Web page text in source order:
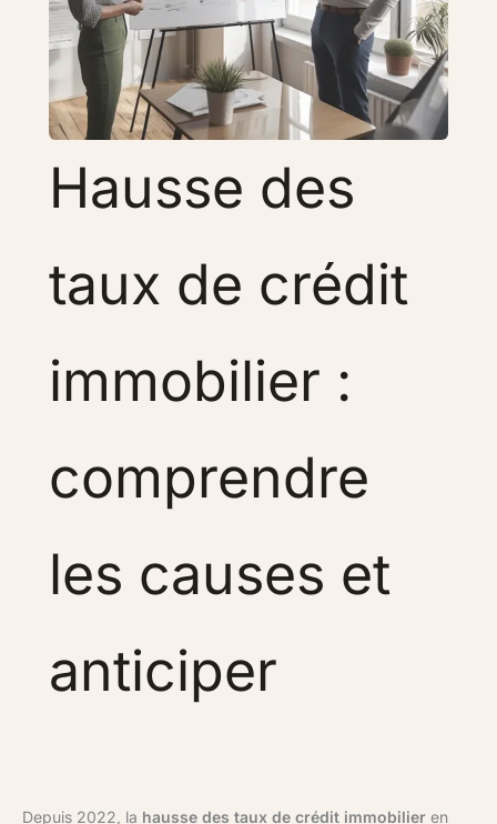
Hausse des
taux de crédit
immobilier :
comprendre
les causes et
anticiper
Depuis 2022, la hausse des taux de crédit immobilier en